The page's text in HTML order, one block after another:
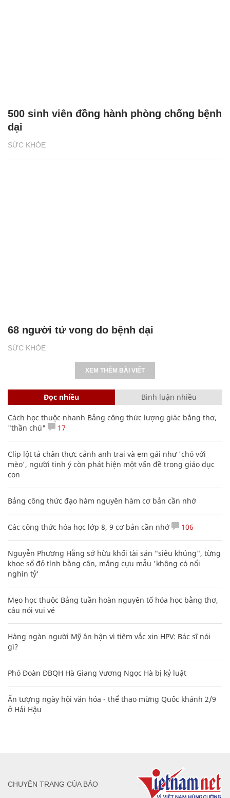
SỨC KHỎE
500 sinh viên đồng hành phòng chống bệnh
dại
SỨC KHỎE
68 người tử vong do bệnh dại
XEM THÊM BÀI VIẾT
Đọc nhiều Bình luận nhiều
Cách học thuộc nhanh Bảng công thức lượng giác bằng thơ,
"thần chú"
17
Clip lột tả chân thực cảnh anh trai và em gái như 'chó với
mèo', người tinh ý còn phát hiện một vấn đề trong giáo dục
con
Bảng công thức đạo hàm nguyên hàm cơ bản cần nhớ
Các công thức hóa học lớp 8, 9 cơ bản cần nhớ 106
Nguyễn Phương Hằng sở hữu khối tài sản "siêu khủng", từng
khoe sổ đỏ tính bằng cân, mắng cựu mẫu 'không có nổi
nghìn tỷ'
Mẹo học thuộc Bảng tuần hoàn nguyên tố hóa học bằng thơ,
câu nói vui vẻ
Hàng ngàn người Mỹ ân hận vì tiêm vắc xin HPV: Bác sĩ nói
gì?
Phó Đoàn ĐBQH Hà Giang Vương Ngọc Hà bị kỷ luật
Ấn tượng ngày hội văn hóa - thể thao mừng Quốc khánh 2/9
ở Hải Hậu
CHUYÊN TRANG CỦA BÁO